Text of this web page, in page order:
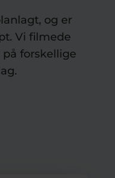
og er
Vi filmede
forskellige